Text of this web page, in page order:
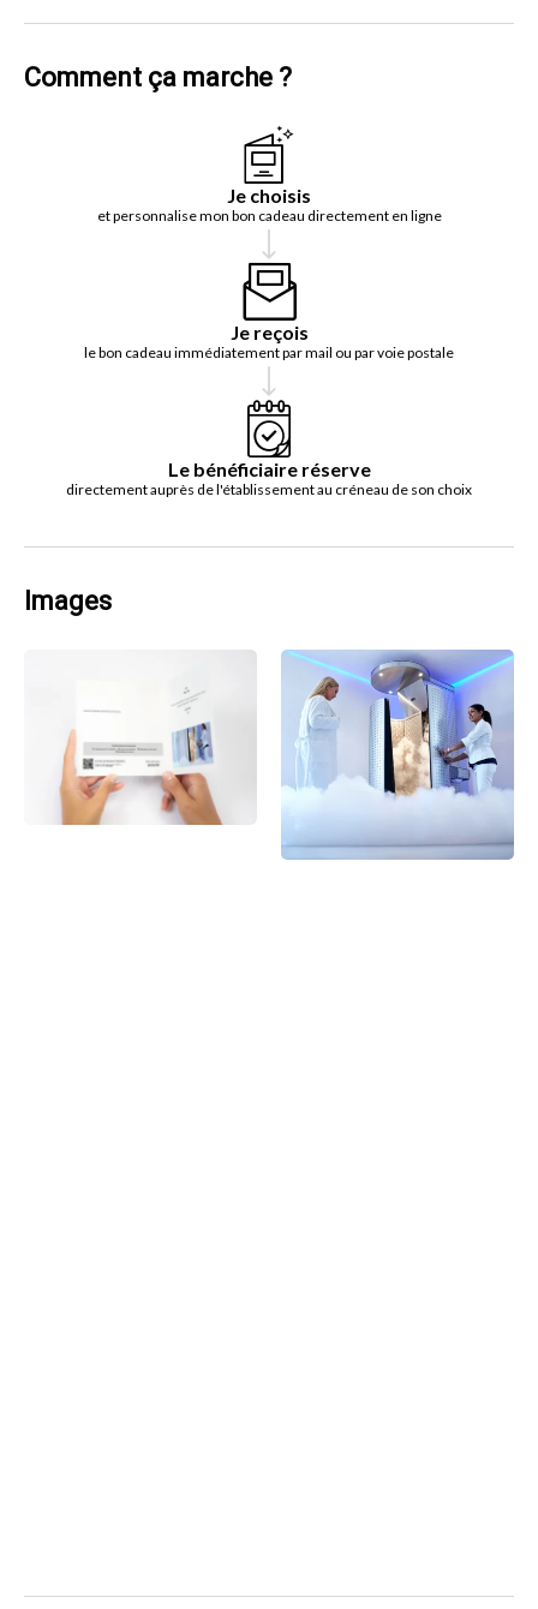
Comment ça marche ?
Je choisis
et personnalise mon bon cadeau directement en ligne
Je reçois
le bon cadeau immédiatement par mail ou par voie postale
Le bénéficiaire réserve
directement auprès de l'établissement au créneau de son choix
Images